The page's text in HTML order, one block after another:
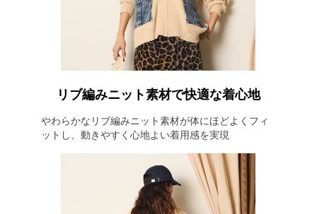
リブ編みニット素材で快適な着心地
やわらかなリブ編みニット素材が体にほどよくフィ
ットし、動きやすく心地よい着用感を実現